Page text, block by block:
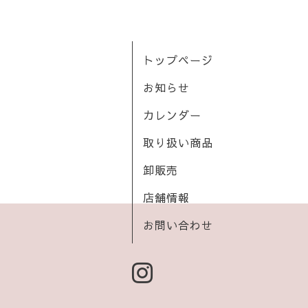
トップページ
お知らせ
カレンダー
取り扱い商品
卸販売
店舗情報
お問い合わせ